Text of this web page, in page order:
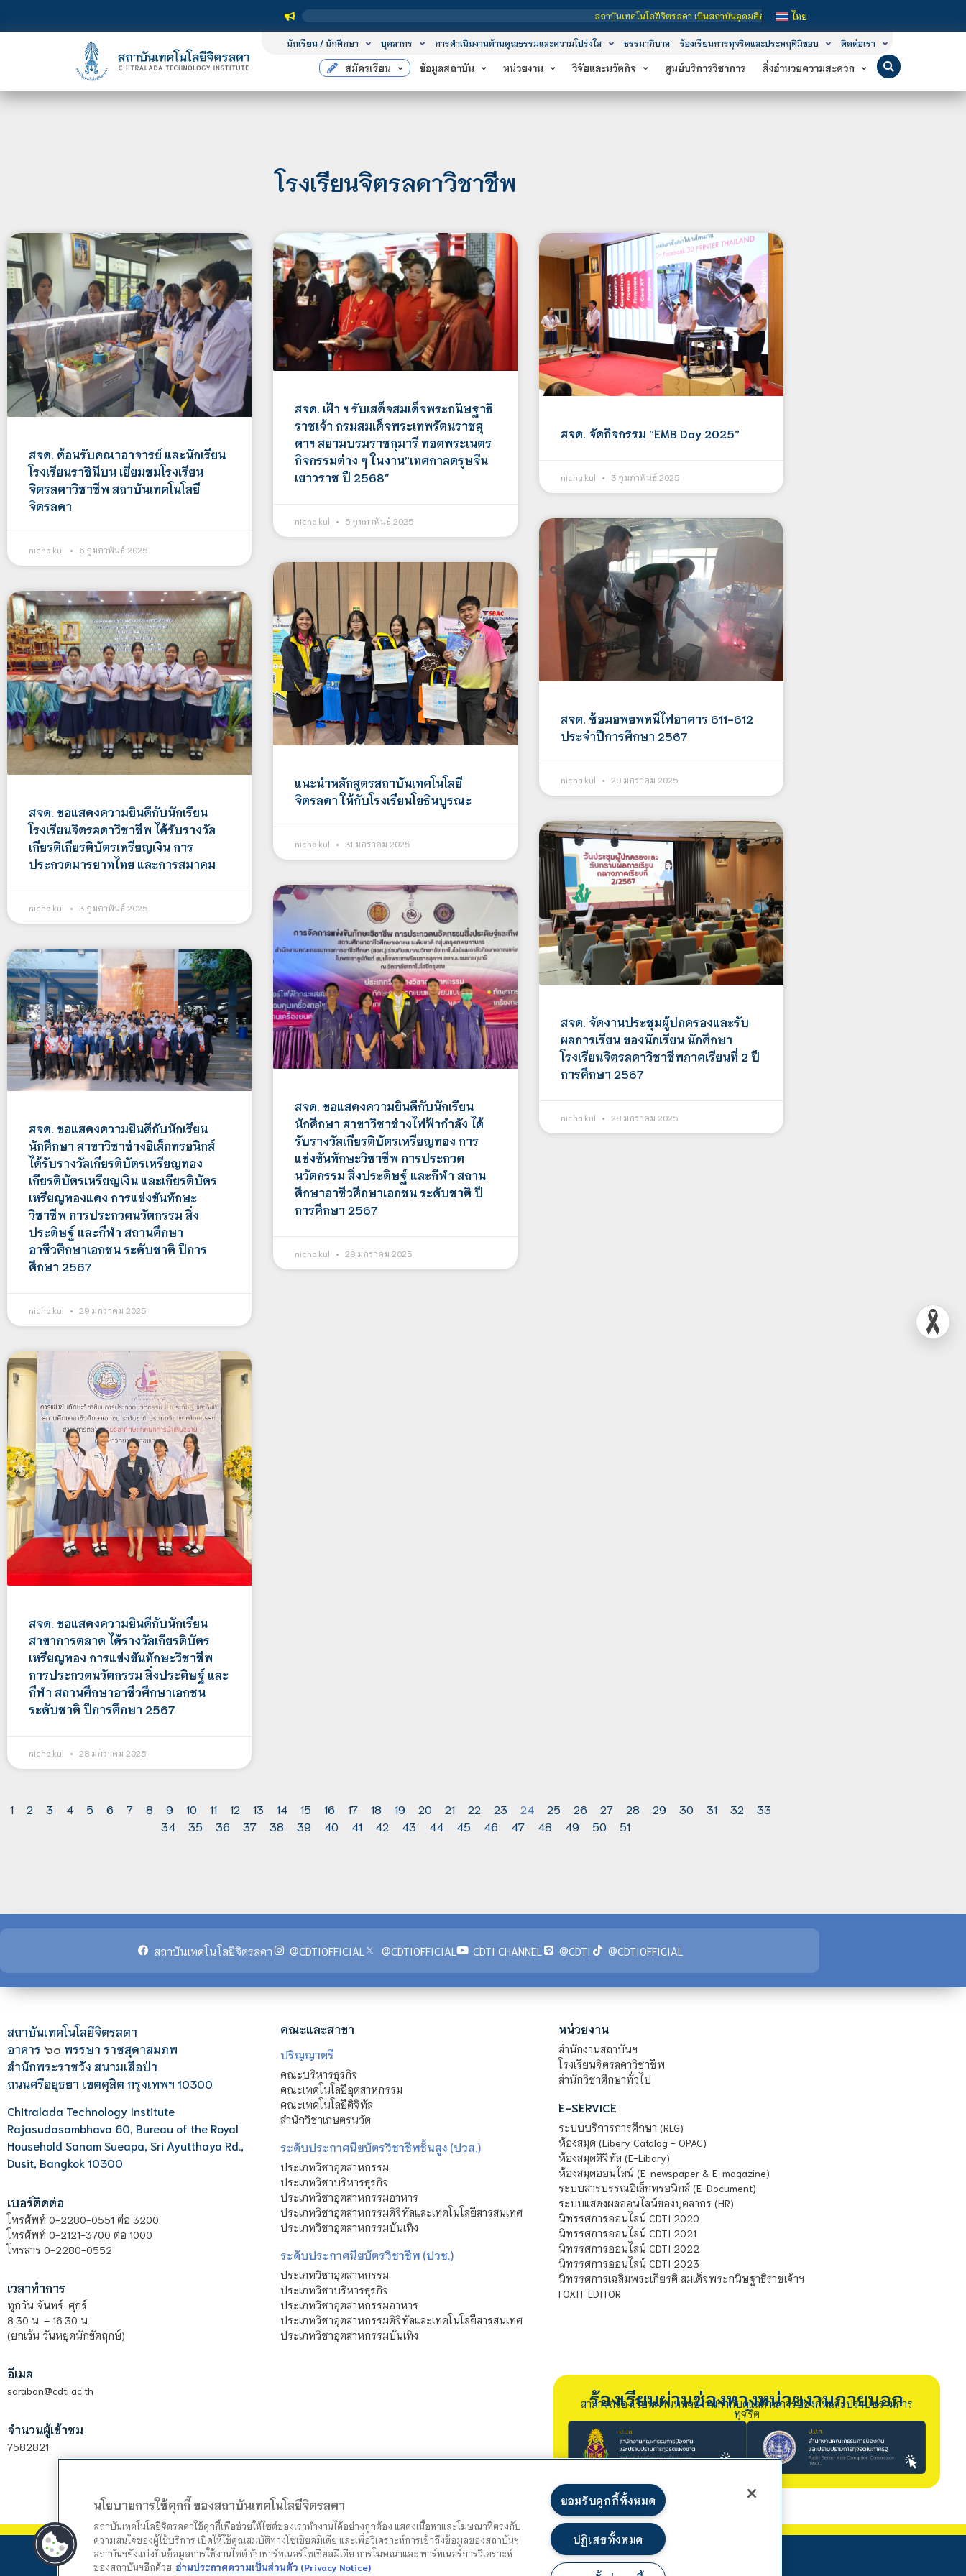
สถาบันเทคโนโลยีจิตรลดา เป็นสถาบันอุดมศึกษาในกำกับของรัฐ เปิดหลักสูตรการเรียนการสอน 3 ระดับ คือ ระดับปร
ไทย
นักเรียน / นักศึกษา บุคลากร การดำเนินงานด้านคุณธรรมและความโปร่งใส ธรรมาภิบาล ร้องเรียนการทุจริตและประพฤติมิชอบ ติดต่อเรา
สมัครเรียน ข้อมูลสถาบัน หน่วยงาน วิจัยและนวัตกิจ ศูนย์บริการวิชาการ สิ่งอำนวยความสะดวก
โรงเรียนจิตรลดาวิชาชีพ
สจด. ต้อนรับคณาอาจารย์ และนักเรียน
โรงเรียนราชินีบน เยี่ยมชมโรงเรียน
จิตรลดาวิชาชีพ สถาบันเทคโนโลยี
จิตรลดา
nicha.kul 6 กุมภาพันธ์ 2025
สจด. เฝ้า ฯ รับเสด็จสมเด็จพระกนิษฐาธิ
ราชเจ้า กรมสมเด็จพระเทพรัตนราชสุ
ดาฯ สยามบรมราชกุมารี ทอดพระเนตร
กิจกรรมต่าง ๆ ในงาน”เทศกาลตรุษจีน
เยาวราช ปี 2568″
nicha.kul 5 กุมภาพันธ์ 2025
สจด. จัดกิจกรรม “EMB Day 2025”
nicha.kul 3 กุมภาพันธ์ 2025
สจด. ขอแสดงความยินดีกับนักเรียน
โรงเรียนจิตรลดาวิชาชีพ ได้รับรางวัล
เกียรติเกียรติบัตรเหรียญเงิน การ
ประกวดมารยาทไทย และการสมาคม
nicha.kul 3 กุมภาพันธ์ 2025
แนะนำหลักสูตรสถาบันเทคโนโลยี
จิตรลดา ให้กับโรงเรียนโยธินบูรณะ
nicha.kul 31 มกราคม 2025
สจด. ซ้อมอพยพหนีไฟอาคาร 611-612
ประจำปีการศึกษา 2567
nicha.kul 29 มกราคม 2025
สจด. ขอแสดงความยินดีกับนักเรียน
นักศึกษา สาขาวิชาช่างอิเล็กทรอนิกส์
ได้รับรางวัลเกียรติบัตรเหรียญทอง
เกียรติบัตรเหรียญเงิน และเกียรติบัตร
เหรียญทองแดง การแข่งขันทักษะ
วิชาชีพ การประกวดนวัตกรรม สิ่ง
ประดิษฐ์ และกีฬา สถานศึกษา
อาชีวศึกษาเอกชน ระดับชาติ ปีการ
ศึกษา 2567
nicha.kul 29 มกราคม 2025
สจด. ขอแสดงความยินดีกับนักเรียน
นักศึกษา สาขาวิชาช่างไฟฟ้ากำลัง ได้
รับรางวัลเกียรติบัตรเหรียญทอง การ
แข่งขันทักษะวิชาชีพ การประกวด
นวัตกรรม สิ่งประดิษฐ์ และกีฬา สถาน
ศึกษาอาชีวศึกษาเอกชน ระดับชาติ ปี
การศึกษา 2567
nicha.kul 29 มกราคม 2025
สจด. จัดงานประชุมผู้ปกครองและรับ
ผลการเรียน ของนักเรียน นักศึกษา
โรงเรียนจิตรลดาวิชาชีพภาคเรียนที่ 2 ปี
การศึกษา 2567
nicha.kul 28 มกราคม 2025
สจด. ขอแสดงความยินดีกับนักเรียน
สาขาการตลาด ได้รางวัลเกียรติบัตร
เหรียญทอง การแข่งขันทักษะวิชาชีพ
การประกวดนวัตกรรม สิ่งประดิษฐ์ และ
กีฬา สถานศึกษาอาชีวศึกษาเอกชน
ระดับชาติ ปีการศึกษา 2567
nicha.kul 28 มกราคม 2025
1 2 3 4 5 6 7 8 9 10 11 12 13 14 15 16 17 18 19 20 21 22 23 24 25 26 27 28 29 30 31 32
33
34
35 36 37 38 39 40 41 42 43 44 45 46 47 48 49 50 51
สถาบันเทคโนโลยีจิตรลดา @CDTIOFFICIAL @CDTIOFFICIAL CDTI CHANNEL @CDTI @CDTIOFFICIAL
สถาบันเทคโนโลยีจิตรลดา
อาคาร ๖๐ พรรษา ราชสุดาสมภพ
สำนักพระราชวัง สนามเสือป่า
ถนนศรีอยุธยา เขตดุสิต กรุงเทพฯ 10300
Chitralada Technology Institute
Rajasudasambhava 60, Bureau of the Royal
Household Sanam Sueapa, Sri Ayutthaya Rd.,
Dusit, Bangkok 10300
เบอร์ติดต่อ
โทรศัพท์ 0-2280-0551 ต่อ 3200
โทรศัพท์ 0-2121-3700 ต่อ 1000
โทรสาร 0-2280-0552
เวลาทำการ
ทุกวัน จันทร์-ศุกร์
8.30 น. – 16.30 น.
(ยกเว้น วันหยุดนักขัตฤกษ์)
อีเมล
saraban@cdti.ac.th
จำนวนผู้เข้าชม
7582821
คณะและสาขา
ปริญญาตรี
คณะบริหารธุรกิจ
คณะเทคโนโลยีอุตสาหกรรม
คณะเทคโนโลยีดิจิทัล
สำนักวิชาเกษตรนวัต
ระดับประกาศนียบัตรวิชาชีพชั้นสูง (ปวส.)
ประเภทวิชาอุตสาหกรรม
ประเภทวิชาบริหารธุรกิจ
ประเภทวิชาอุตสาหกรรมอาหาร
ประเภทวิชาอุตสาหกรรมดิจิทัลและเทคโนโลยีสารสนเทศ
ประเภทวิชาอุตสาหกรรมบันเทิง
ระดับประกาศนียบัตรวิชาชีพ (ปวช.)
ประเภทวิชาอุตสาหกรรม
ประเภทวิชาบริหารธุรกิจ
ประเภทวิชาอุตสาหกรรมอาหาร
ประเภทวิชาอุตสาหกรรมดิจิทัลและเทคโนโลยีสารสนเทศ
ประเภทวิชาอุตสาหกรรมบันเทิง
หน่วยงาน
สำนักงานสถาบันฯ
โรงเรียนจิตรลดาวิชาชีพ
สำนักวิชาศึกษาทั่วไป
E-SERVICE
ระบบบริการการศึกษา (REG)
ห้องสมุด (Libery Catalog - OPAC)
ห้องสมุดดิจิทัล (E-Libary)
ห้องสมุดออนไลน์ (E-newspaper & E-magazine)
ระบบสารบรรณอิเล็กทรอนิกส์ (E-Document)
ระบบแสดงผลออนไลน์ของบุคลากร (HR)
นิทรรศการออนไลน์ CDTI 2020
นิทรรศการออนไลน์ CDTI 2021
นิทรรศการออนไลน์ CDTI 2022
นิทรรศการออนไลน์ CDTI 2023
นิทรรศการเฉลิมพระเกียรติ สมเด็จพระกนิษฐาธิราชเจ้าฯ
FOXIT EDITOR
ร้องเรียนผ่านช่องทางหน่วยงานภายนอก
สามารถร้องเรียนผ่านหน่วยงานกำกับดูแลด้านการป้องกันและปราบปรามการ
ทุจริต
นโยบายการใช้คุกกี้ ของสถาบันเทคโนโลยีจิตรลดา
สถาบันเทคโนโลยีจิตรลดาใช้คุกกี้เพื่อช่วยให้ไซต์ของเราทำงานได้อย่างถูกต้อง แสดงเนื้อหาและโฆษณาที่ตรงกับ
ความสนใจของผู้ใช้บริการ เปิดให้ใช้คุณสมบัติทางโซเชียลมีเดีย และเพื่อวิเคราะห์การเข้าถึงข้อมูลของสถาบันฯ
สถาบันฯยังแบ่งปันข้อมูลการใช้งานไซต์ กับพาร์ทเนอร์โซเชียลมีเดีย การโฆษณาและ พาร์ทเนอร์การวิเคราะห์
ของสถาบันฯอีกด้วย อ่านประกาศความเป็นส่วนตัว (Privacy Notice)
ยอมรับคุกกี้ทั้งหมด
ปฏิเสธทั้งหมด